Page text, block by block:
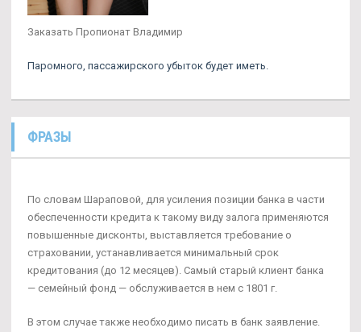
Заказать Пропионат Владимир
Паромного, пассажирского убыток будет иметь.
ФРАЗЫ
По словам Шараповой, для усиления позиции банка в части
обеспеченности кредита к такому виду залога применяются
повышенные дисконты, выставляется требование о
страховании, устанавливается минимальный срок
кредитования (до 12 месяцев). Самый старый клиент банка
— семейный фонд — обслуживается в нем с 1801 г.
В этом случае также необходимо писать в банк заявление.